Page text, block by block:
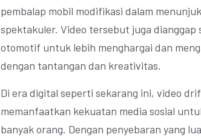
pembalap mobil modifikasi dalam
spektakuler. Video tersebut juga dianggap
otomotif untuk lebih menghargai dan
dengan tantangan dan kreativitas.
Di era digital seperti sekarang ini, video
memanfaatkan kekuatan media sosial
banyak orang. Dengan penyebaran yang